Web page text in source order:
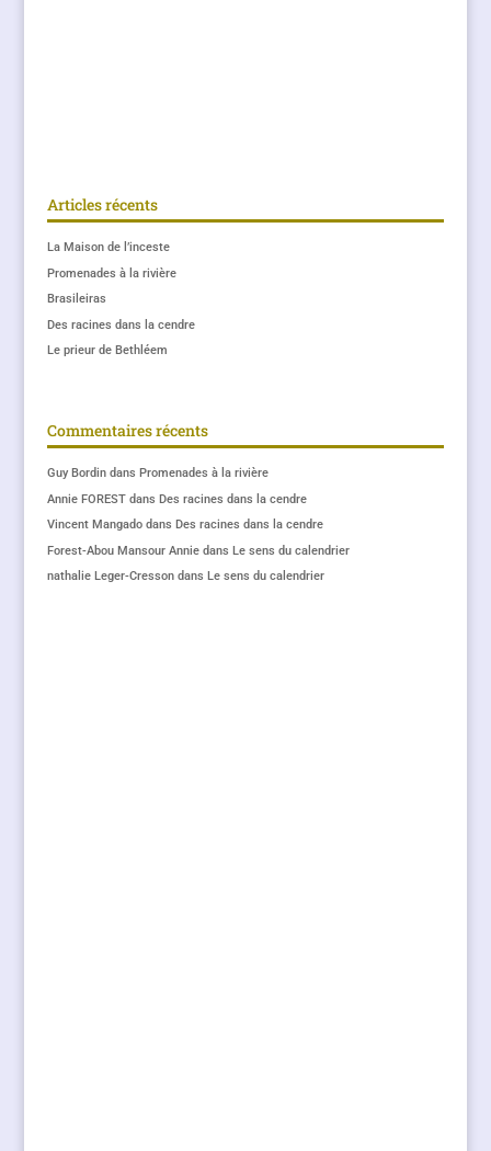
Articles récents
La Maison de l’inceste
Promenades à la rivière
Brasileiras
Des racines dans la cendre
Le prieur de Bethléem
Commentaires récents
Guy Bordindans Promenades à la rivière
Annie FORESTdans Des racines dans la cendre
Vincent Mangadodans Des racines dans la cendre
Forest-Abou Mansour Anniedans Le sens du calendrier
nathalie Leger-Cressondans Le sens du calendrier